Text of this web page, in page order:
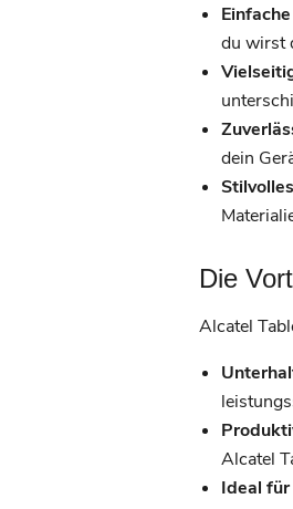
du wirst
dein
Die
Alcatel
Alcatel
Ideal